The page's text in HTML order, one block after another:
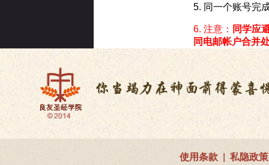
5. 同一个账号完
6. 注意： 同学应
同电邮帐户合并
使用条款| 私隐政策